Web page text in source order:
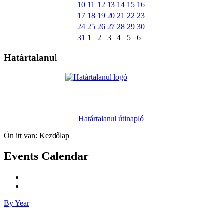
10 11 12 13 14 15 16
17 18 19 20 21 22 23
24 25 26 27 28 29 30
31 1 2 3 4 5 6
Határtalanul
Határtalanul útinapló
Ön itt van: Kezdőlap
Events Calendar
By Year